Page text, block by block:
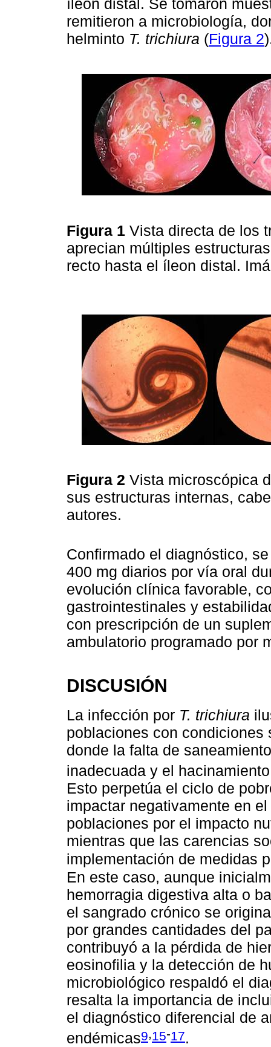
íleon distal. Se tomaron
remitieron a microbiología,
helminto T. trichiura (Figura 2
Figura 1 Vista directa de los
aprecian múltiples
recto hasta el íleon distal.
Figura 2 Vista microscópica
sus estructuras internas,
autores.
Confirmado el diagnóstico,
400 mg diarios por vía oral
evolución clínica favorable,
gastrointestinales y
con prescripción de un
ambulatorio programado por
DISCUSIÓN
La infección por T. trichiura
poblaciones con
donde la falta de
inadecuada y el
Esto perpetúa el ciclo de
impactar negativamente en
poblaciones por el impacto
mientras que las carencias
implementación de medidas
En este caso, aunque
hemorragia digestiva alta o
el sangrado crónico se
por grandes cantidades del
contribuyó a la pérdida de
eosinofilia y la detección de
microbiológico respaldó el
resalta la importancia de
el diagnóstico diferencial de
endémicas9 15-17.